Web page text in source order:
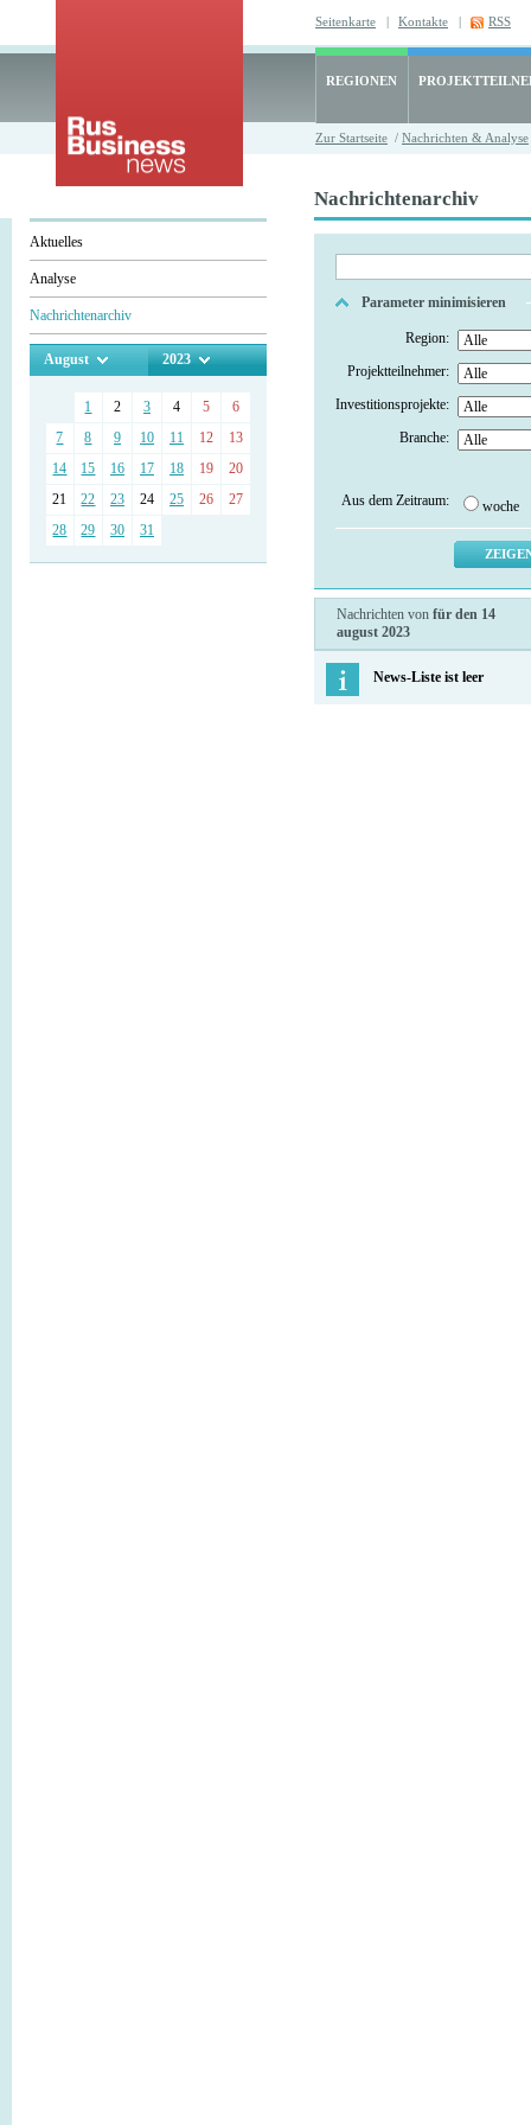
Seitenkarte | Kontakte | RSS
REGIONEN
Zur Startseite / Nachrichten & Analyse
Aktuelles
Analyse
Nachrichtenarchiv
August 2023
1 2 3 4 5
6
7
8 9 10 11 12
13
14
15 16 17 18 19
20
21
22 23 24 25 26
27
28
29 30 31
Nachrichtenarchiv
Parameter minimisieren
Region:
Projektteilnehmer:
Investitionsprojekte:
Branche:
Aus dem Zeitraum: woche
Nachrichten von für den 14
august 2023
News-Liste ist leer